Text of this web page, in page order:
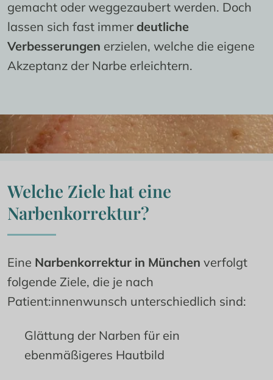
München ➔
Lasertherapie: Durch Lichtimpulse wird
das Narbengewebe sanft abgetragen und
die Neubildung von gesundem Gewebe
Dermabrasion: Entfernt sanft und gezielt
die oberste Hautschicht, um unebene
Durch den gezielten Einsatz von Kälte oder
Cortison flacht wucherndes
Narbengewebe ab und wird weicher
Unterspritzen mit Gewebefüllern
Eingesunkene Narben lassen sich von
ebenmäßiger wirkt
gemacht oder weggezaubert werden. Doch
lassen sich fast immer deutliche
Verbesserungen erzielen, welche die eigene
Akzeptanz der Narbe erleichtern.
Welche Ziele hat eine
Narbenkorrektur?
Eine Narbenkorrektur in München verfolgt
folgende Ziele, die je nach
Patient:innenwunsch unterschiedlich sind:
Glättung der Narben für ein
ebenmäßigeres Hautbild